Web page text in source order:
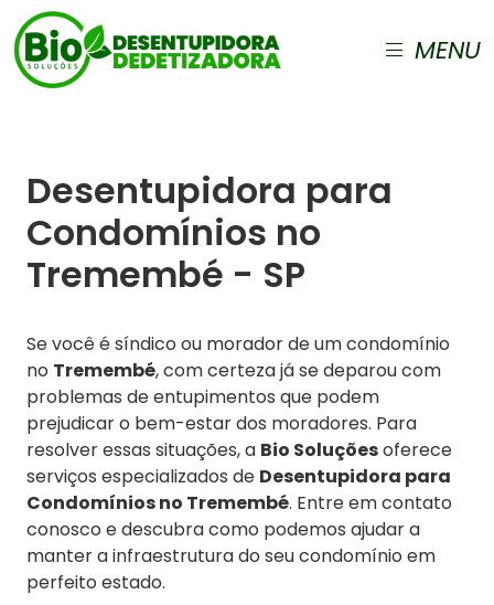
MENU
Desentupidora para
Condomínios no
Tremembé - SP
Se você é síndico ou morador de um condomínio
no Tremembé, com certeza já se deparou com
problemas de entupimentos que podem
prejudicar o bem-estar dos moradores. Para
resolver essas situações, a Bio Soluçõesoferece
serviços especializados de Desentupidora para
Condomínios no Tremembé. Entre em contato
conosco e descubra como podemos ajudar a
manter a infraestrutura do seu condomínio em
perfeito estado.